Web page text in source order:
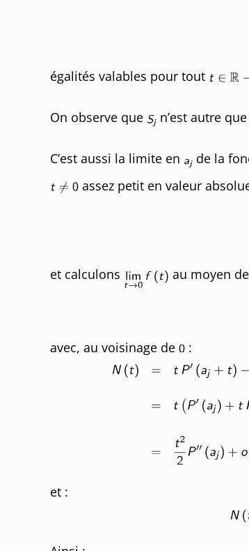
égalités valables pour tout
On observe que n’est autre
C’est aussi la limite en
de la
assez petit en valeur
et calculons au moyen
avec, au voisinage de :
et :